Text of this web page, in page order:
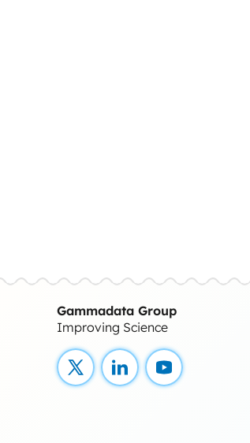
Gammadata Group
Improving Science
X LinkedInYouTube